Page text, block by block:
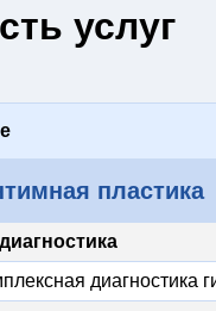
услуг
пластика
диагностика